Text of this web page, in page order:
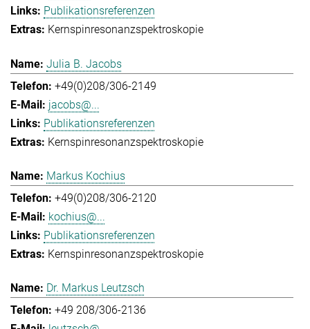
Publikationsreferenzen
Kernspinresonanzspektroskopie
Julia B. Jacobs
+49(0)208/306-2149
jacobs@...
Publikationsreferenzen
Kernspinresonanzspektroskopie
Markus Kochius
+49(0)208/306-2120
kochius@...
Publikationsreferenzen
Kernspinresonanzspektroskopie
Dr. Markus Leutzsch
+49 208/306-2136